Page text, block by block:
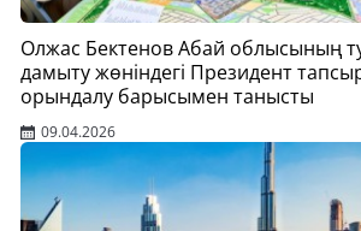
Олжас Бектенов Абай облысының
дамыту жөніндегі Президент
орындалу барысымен танысты
09.04.2026